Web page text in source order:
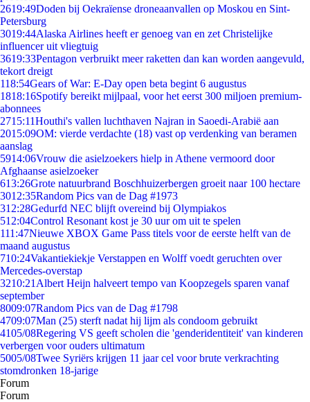
2619:49Doden bij Oekraïense droneaanvallen op Moskou en Sint-
Petersburg
3019:44Alaska Airlines heeft er genoeg van en zet Christelijke
influencer uit vliegtuig
3619:33Pentagon verbruikt meer raketten dan kan worden aangevuld,
tekort dreigt
118:54Gears of War: E-Day open beta begint 6 augustus
1818:16Spotify bereikt mijlpaal, voor het eerst 300 miljoen premium-
abonnees
2715:11Houthi's vallen luchthaven Najran in Saoedi-Arabië aan
2015:09OM: vierde verdachte (18) vast op verdenking van beramen
aanslag
5914:06Vrouw die asielzoekers hielp in Athene vermoord door
Afghaanse asielzoeker
613:26Grote natuurbrand Boschhuizerbergen groeit naar 100 hectare
3012:35Random Pics van de Dag #1973
312:28Gedurfd NEC blijft overeind bij Olympiakos
512:04Control Resonant kost je 30 uur om uit te spelen
111:47Nieuwe XBOX Game Pass titels voor de eerste helft van de
maand augustus
710:24Vakantiekiekje Verstappen en Wolff voedt geruchten over
Mercedes-overstap
3210:21 Albert Heijn halveert tempo van Koopzegels sparen vanaf
september
8009:07Random Pics van de Dag #1798
4709:07Man (25) sterft nadat hij lijm als condoom gebruikt
4105/08Regering VS geeft scholen die 'genderidentiteit' van kinderen
verbergen voor ouders ultimatum
5005/08Twee Syriërs krijgen 11 jaar cel voor brute verkrachting
stomdronken 18-jarige
Forum
Forum